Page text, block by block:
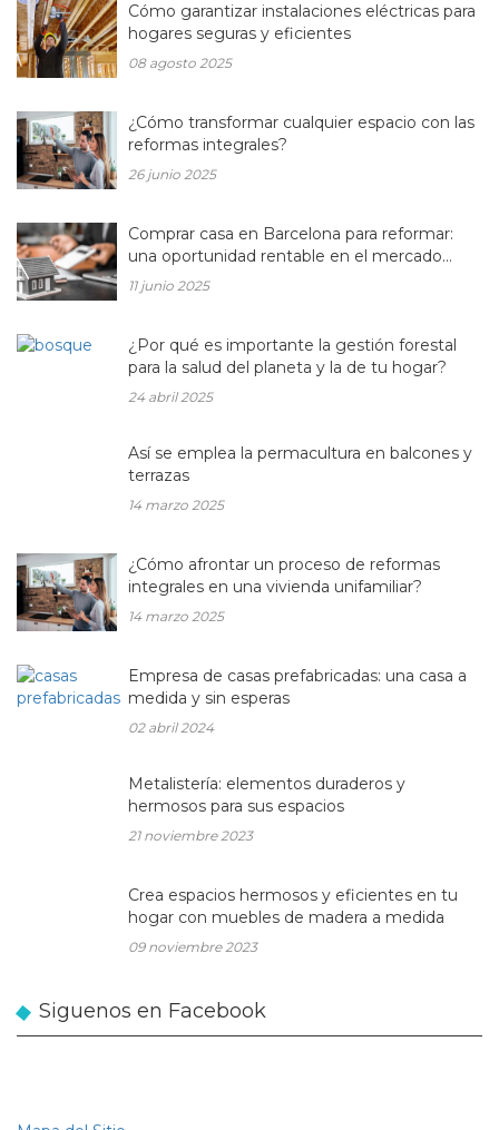
Cómo garantizar instalaciones eléctricas para
hogares seguras y eficientes
08 agosto 2025
¿Cómo transformar cualquier espacio con las
reformas integrales?
26 junio 2025
Comprar casa en Barcelona para reformar:
una oportunidad rentable en el mercado
inmobiliario actual
11 junio 2025
¿Por qué es importante la gestión forestal
para la salud del planeta y la de tu hogar?
24 abril 2025
Así se emplea la permacultura en balcones y
terrazas
14 marzo 2025
¿Cómo afrontar un proceso de reformas
integrales en una vivienda unifamiliar?
14 marzo 2025
Empresa de casas prefabricadas: una casa a
medida y sin esperas
02 abril 2024
Metalistería: elementos duraderos y
hermosos para sus espacios
21 noviembre 2023
Crea espacios hermosos y eficientes en tu
hogar con muebles de madera a medida
09 noviembre 2023
Siguenos en Facebook